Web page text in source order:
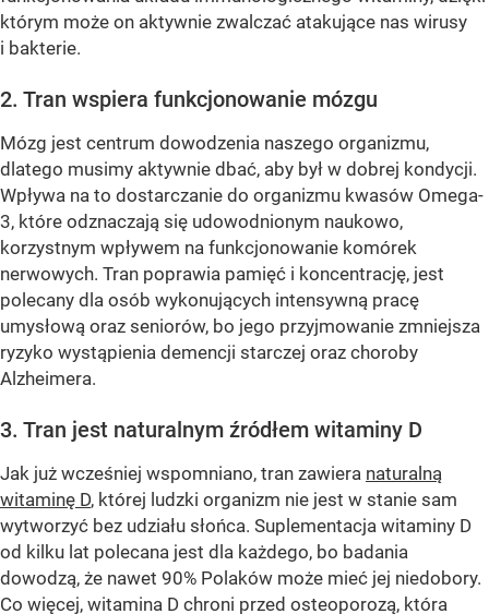
którym może on aktywnie zwalczać atakujące nas wirusy
i bakterie.
2. Tran wspiera funkcjonowanie mózgu
Mózg jest centrum dowodzenia naszego organizmu,
dlatego musimy aktywnie dbać, aby był w dobrej kondycji.
Wpływa na to dostarczanie do organizmu kwasów Omega-
3, które odznaczają się udowodnionym naukowo,
korzystnym wpływem na funkcjonowanie komórek
nerwowych. Tran poprawia pamięć i koncentrację, jest
polecany dla osób wykonujących intensywną pracę
umysłową oraz seniorów, bo jego przyjmowanie zmniejsza
ryzyko wystąpienia demencji starczej oraz choroby
Alzheimera.
3. Tran jest naturalnym źródłem witaminy D
Jak już wcześniej wspomniano, tran zawiera naturalną
witaminę D, której ludzki organizm nie jest w stanie sam
wytworzyć bez udziału słońca. Suplementacja witaminy D
od kilku lat polecana jest dla każdego, bo badania
dowodzą, że nawet 90% Polaków może mieć jej niedobory.
Co więcej, witamina D chroni przed osteoporozą, która